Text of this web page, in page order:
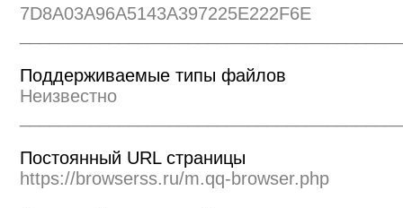
7D8A03A96A5143A397225E222F6E
Поддерживаемые типы файлов
Неизвестно
Постоянный URL страницы
https://browserss.ru/m.qq-browser.php